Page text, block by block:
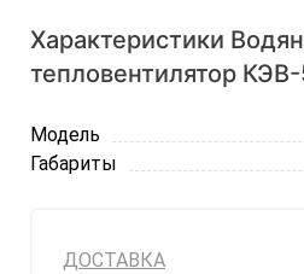
Характеристики
тепловентилятор
Модель
Габариты
ДОСТАВКА